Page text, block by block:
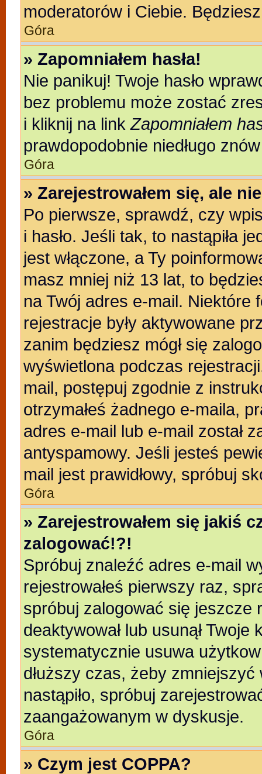
moderatorów i Ciebie.
Góra
» Zapomniałem hasła!
Nie panikuj! Twoje hasło
bez problemu może zostać
i kliknij na linkZapomniałem
prawdopodobnie niedługo
Góra
» Zarejestrowałem się, ale
Po pierwsze, sprawdź, czy
i hasło. Jeśli tak, to nastąpiła
jest włączone, a Ty
masz mniej niż 13 lat, to
na Twój adres e-mail. Niektóre
rejestracje były aktywowane
zanim będziesz mógł się
wyświetlona podczas
mail, postępuj zgodnie z
otrzymałeś żadnego e-maila,
adres e-mail lub e-mail został
antyspamowy. Jeśli jesteś
mail jest prawidłowy, spróbuj
Góra
» Zarejestrowałem się jakiś
zalogować!?!
Spróbuj znaleźć adres e-mail
rejestrowałeś pierwszy raz,
spróbuj zalogować się jeszcze
deaktywował lub usunął
systematycznie usuwa
dłuższy czas, żeby
nastąpiło, spróbuj
zaangażowanym w dyskusje.
Góra
» Czym jest COPPA?